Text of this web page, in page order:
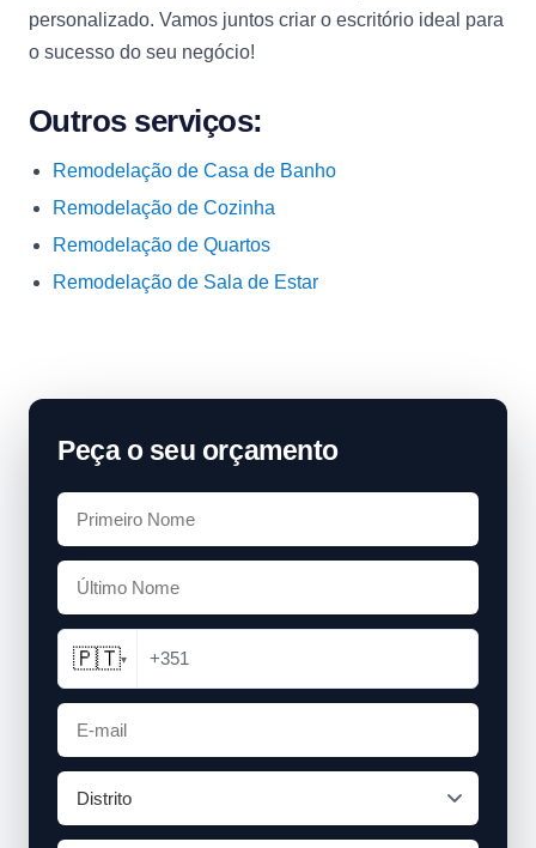
personalizado. Vamos juntos criar o escritório ideal para
o sucesso do seu negócio!
Outros serviços:
Remodelação de Casa de Banho
Remodelação de Cozinha
Remodelação de Quartos
Remodelação de Sala de Estar
Peça o seu orçamento
🇵🇹▾ +351